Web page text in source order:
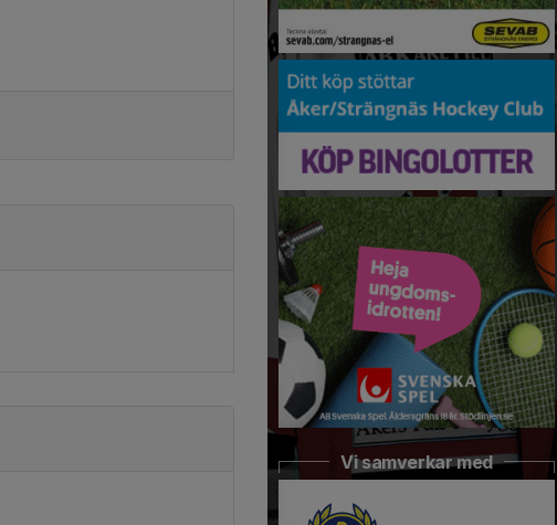
Vi samverkar med